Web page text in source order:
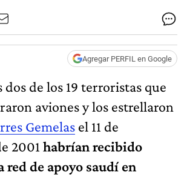
Agregar PERFIL en Google
dos de los 19 terroristas que
aviones y los estrellaron
Gemelas el 11 de
2001 habrían recibido
red de apoyo saudí en